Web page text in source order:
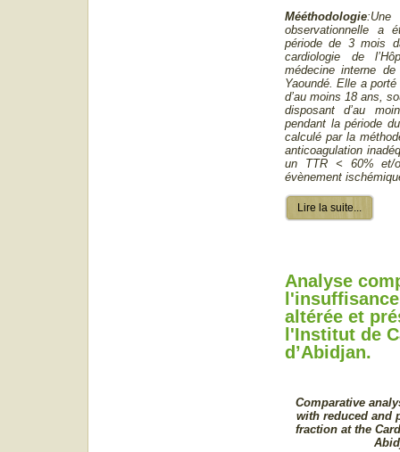
Mééthodologie:Une
observationnelle a
période de 3 mois
cardiologie de
médecine interne de
Yaoundé. Elle a
d’au moins 18 ans,
disposant d’au
pendant la période
calculé par la
anticoagulation
un TTR < 60% et/
évènement
Lire la suite...
Analyse
altérée et
l'Institut de
d’Abidjan.
Comparative
with reduced and
fraction at the